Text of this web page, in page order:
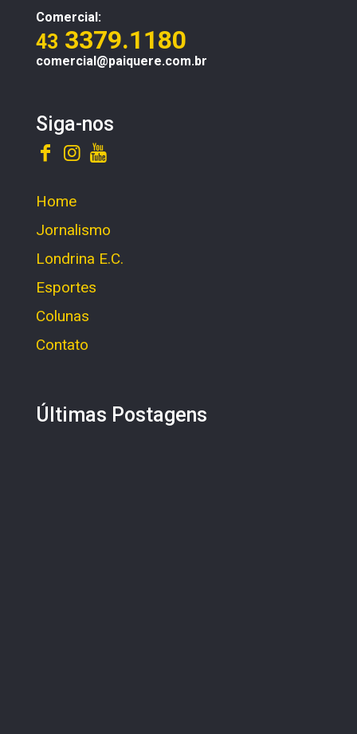
Comercial:
43 3379.1180
comercial@paiquere.com.br
Siga-nos
Home
Jornalismo
Londrina E.C.
Esportes
Colunas
Contato
Últimas Postagens